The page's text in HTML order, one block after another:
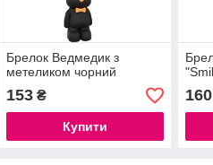
Брелок Ведмедик з
метеликом чорний
153₴
Купити
160